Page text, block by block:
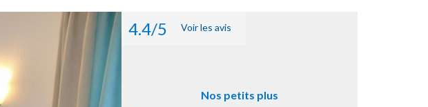
4.4/5 Voir les avis
Nos petits plus